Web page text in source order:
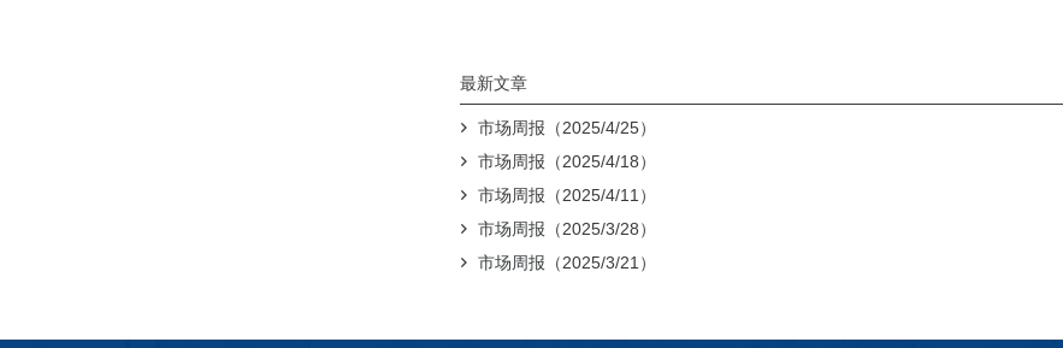
最新文章
市场周报（2025/4/25）
市场周报（2025/4/18）
市场周报（2025/4/11）
市场周报（2025/3/28）
市场周报（2025/3/21）